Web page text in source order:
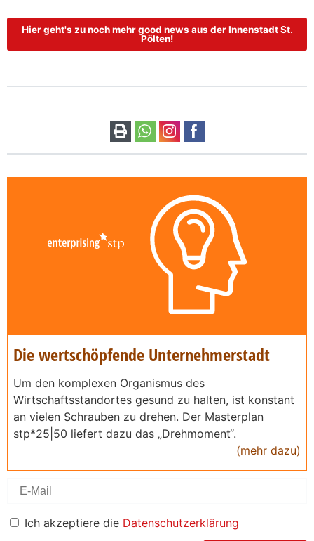
Hier geht's zu noch mehr good news aus der Innenstadt St.
Pölten!
Die wertschöpfende Unternehmerstadt
Um den komplexen Organismus des
Wirtschaftsstandortes gesund zu halten, ist konstant
an vielen Schrauben zu drehen. Der Masterplan
stp*25|50 liefert dazu das „Drehmoment“.
(mehr dazu)
Ich akzeptiere die Datenschutzerklärung